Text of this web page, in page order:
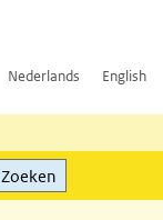
Nederlands English
Zoeken